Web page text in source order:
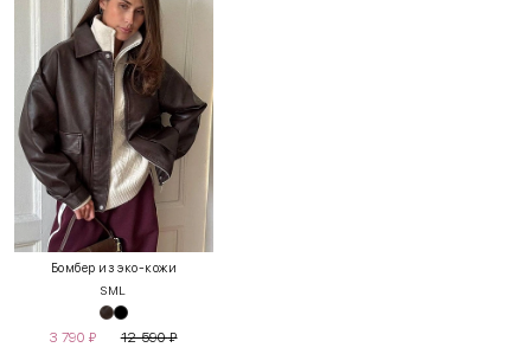
Бомбер из эко-кожи
SML
3 790 ₽ 12 590₽
INT RUS
XS 40-42